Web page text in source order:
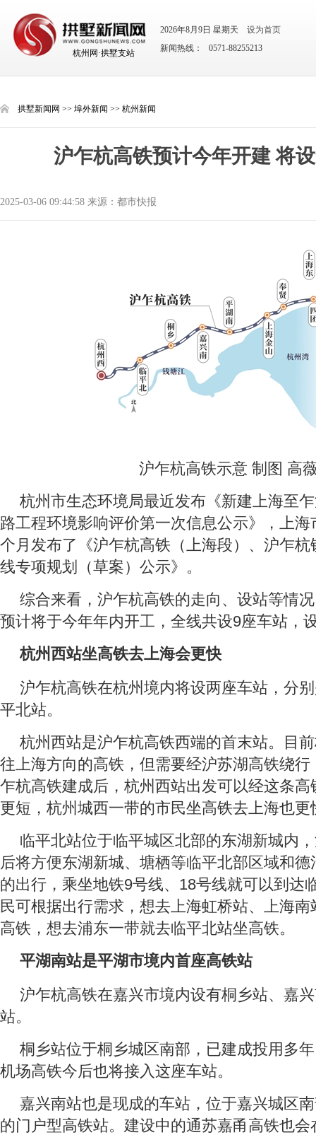
杭州网·拱墅支站
2026年8月9日 星期天
设为首页
新闻热线： 0571-88255213
拱墅新闻网 >> 埠外新闻 >> 杭州新闻
沪乍杭高铁预计今年开建 将
2025-03-06 09:44:58 来源：都市快报
沪乍杭高铁示意 制图 高
杭州市生态环境局最近发布《新建上海至
路工程环境影响评价第一次信息公示》，上
个月发布了《沪乍杭高铁（上海段）、沪乍
线专项规划（草案）公示》。
综合来看，沪乍杭高铁的走向、设站等情
预计将于今年年内开工，全线共设9座车站，
杭州西站坐高铁去上海会更快
沪乍杭高铁在杭州境内将设两座车站，分
平北站。
杭州西站是沪乍杭高铁西端的首末站。目
往上海方向的高铁，但需要经沪苏湖高铁绕
乍杭高铁建成后，杭州西站出发可以经这条
更短，杭州城西一带的市民坐高铁去上海也更
临平北站位于临平城区北部的东湖新城内
后将方便东湖新城、塘栖等临平北部区域和
的出行，乘坐地铁9号线、18号线就可以到达
民可根据出行需求，想去上海虹桥站、上海
高铁，想去浦东一带就去临平北站坐高铁。
平湖南站是平湖市境内首座高铁站
沪乍杭高铁在嘉兴市境内设有桐乡站、嘉
站。
桐乡站位于桐乡城区南部，已建成投用多
机场高铁今后也将接入这座车站。
嘉兴南站也是现成的车站，位于嘉兴城区
的门户型高铁站。建设中的通苏嘉甬高铁也